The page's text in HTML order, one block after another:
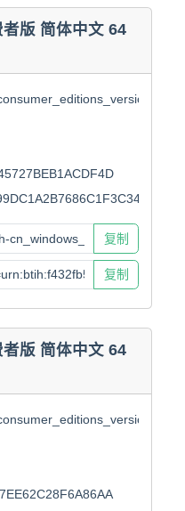
版 简体中文 64
复制
复制
版 简体中文 64